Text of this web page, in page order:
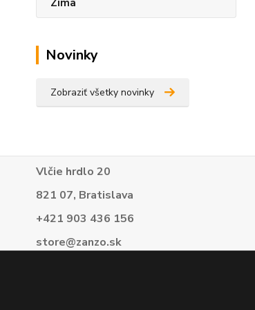
Zima
Novinky
Zobraziť všetky novinky
Vlčie hrdlo 20
821 07, Bratislava
+421 903 436 156
store@zanzo.sk